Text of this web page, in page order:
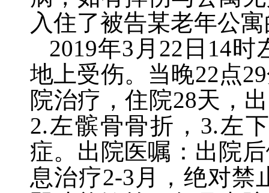
入住了被告某老年公
2019年3 月 22 日 14时
地上受伤。当晚22点29
院治疗，住院28天，
2.左髌骨骨折， 3.左
症。出院医嘱：出院
息治疗2-3 月，绝对禁